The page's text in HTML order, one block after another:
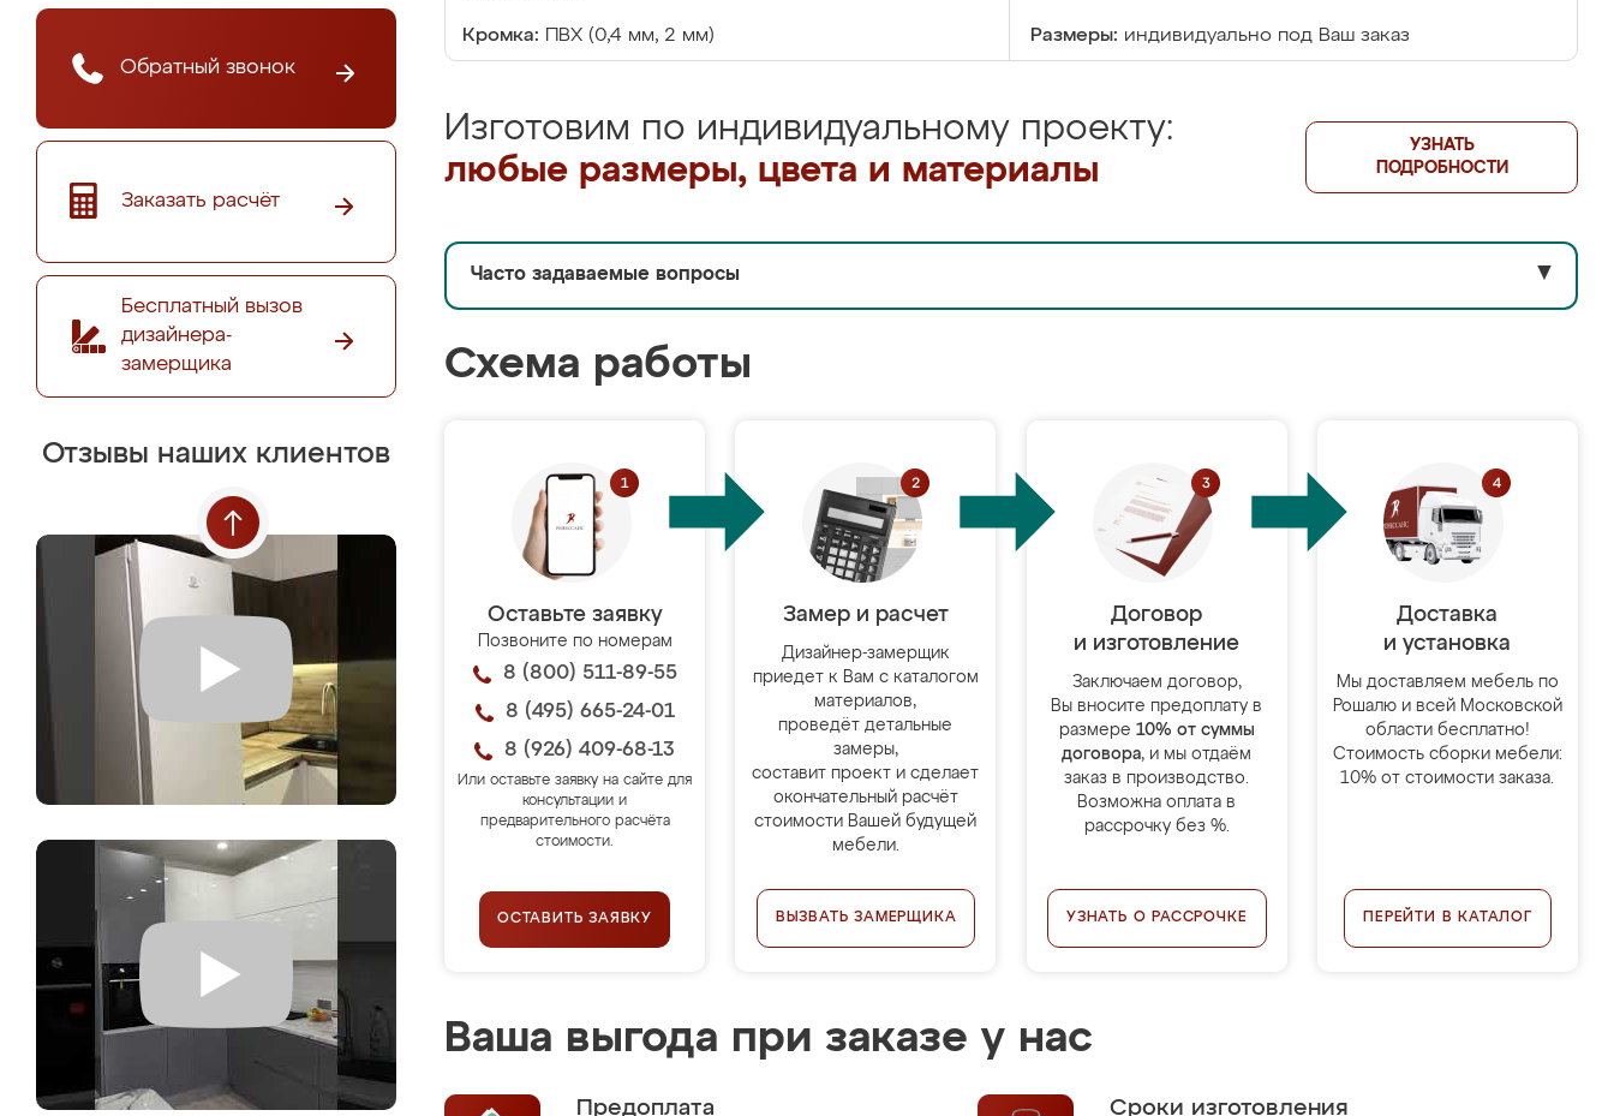
Обратный звонок
Заказать расчёт
Бесплатный вызов
дизайнера-
замерщика
Отзывы наших клиентов
Кромка: ПВХ (0,4 мм, 2 мм) Размеры: индивидуально под Ваш заказ
Изготовим по индивидуальному проекту:
любые размеры, цвета и материалы
УЗНАТЬ
ПОДРОБНОСТИ
Часто задаваемые вопросы ▼
Схема работы
Оставьте заявку
Позвоните по номерам
8 (800) 511-89-55
8 (495) 665-24-01
8 (926) 409-68-13
Или оставьте заявку на сайте для
консультации и
предварительного расчёта
стоимости.
ОСТАВИТЬ ЗАЯВКУ
Замер и расчет
Дизайнер-замерщик
приедет к Вам с каталогом
материалов,
проведёт детальные
замеры,
составит проект и сделает
окончательный расчёт
стоимости Вашей будущей
мебели.
ВЫЗВАТЬ ЗАМЕРЩИКА
Договор
и изготовление
Заключаем договор,
Вы вносите предоплату в
размере 10% от суммы
договора, и мы отдаём
заказ в производство.
Возможна оплата в
рассрочку без %.
УЗНАТЬ О РАССРОЧКЕ
Доставка
и установка
Мы доставляем мебель по
Рошалю и всей Московской
области бесплатно!
Стоимость сборки мебели:
10% от стоимости заказа.
ПЕРЕЙТИ В КАТАЛОГ
Ваша выгода при заказе у нас
Предоплата
Сроки изготовления